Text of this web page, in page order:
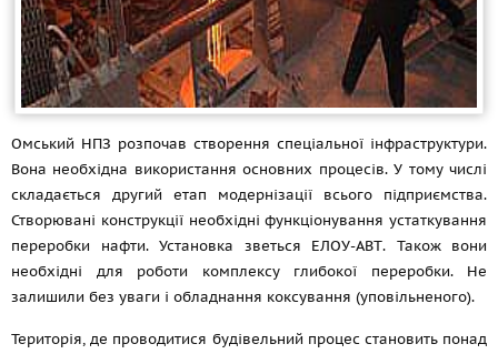
Омський НПЗ розпочав створення спеціальної інфраструктури.
Вона необхідна використання основних процесів. У тому числі
складається другий етап модернізації всього підприємства.
Створювані конструкції необхідні функціонування устаткування
переробки нафти. Установка зветься ЕЛОУ-АВТ. Також вони
необхідні для роботи комплексу глибокої переробки. Не
залишили без уваги і обладнання коксування (уповільненого).
Територія, де проводитися будівельний процес становить понад